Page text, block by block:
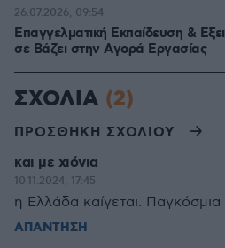
Επαγγελματική Εκπαίδευση &
σε Bάζει στην Aγορά Eργασίας
26.07.2026, 09:54
ΣΧΟΛΙΑ (2)
ΠΡΟΣΘΗΚΗ ΣΧΟΛΙΟΥ
και με χιόνια
10.11.2024, 17:45
η Ελλάδα καίγεται. Παγκόσμια
ΑΠΑΝΤΗΣΗ